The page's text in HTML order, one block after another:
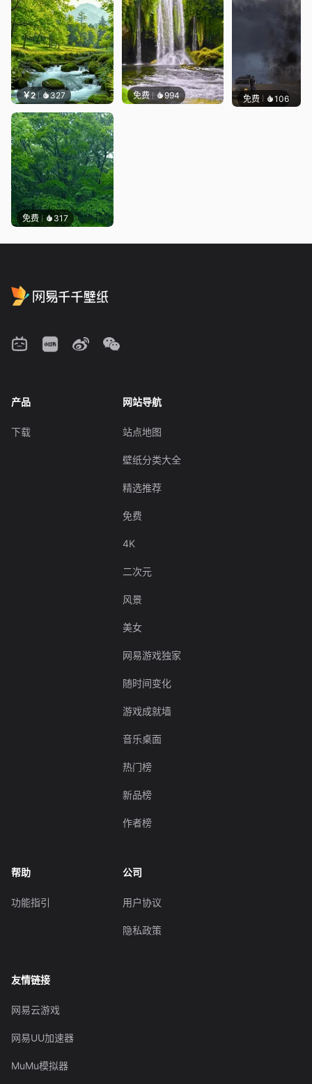
￥2 327 免费 994
免费 317
免费 106Max
产品
下载
网站导航
站点地图
壁纸分类大全
精选推荐
免费
4K
二次元
风景
美女
网易游戏独家
随时间变化
游戏成就墙
音乐桌面
热门榜
新品榜
作者榜
帮助
功能指引
公司
用户协议
隐私政策
友情链接
网易云游戏
网易UU加速器
MuMu模拟器